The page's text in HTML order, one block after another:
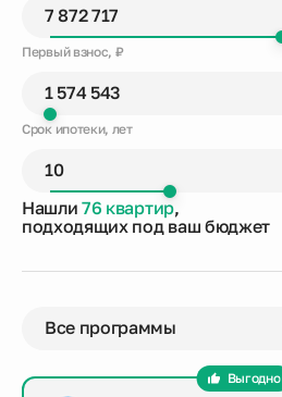
Первый взнос, ₽
Срок ипотеки, лет
Нашли 76 квартир,
подходящих под ваш бюджет
Выгодно